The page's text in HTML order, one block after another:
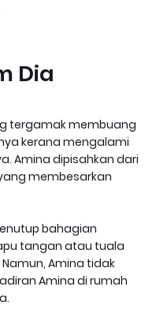
Dia
tergamak membuang
kerana mengalami
Amina dipisahkan dari
membesarkan
bahagian
tangan atau tuala
Amina tidak
Amina di rumah